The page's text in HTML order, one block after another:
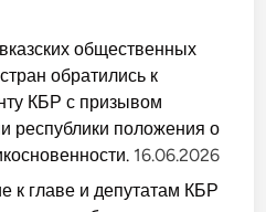
общественных
обратились к
КБР с призывом
республики положения о
16.06.2026
к главе и депутатам КБР